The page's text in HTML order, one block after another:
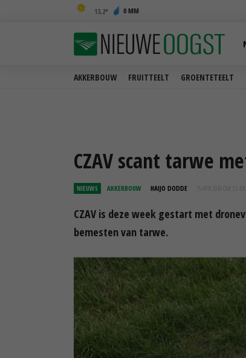
13,2 0 MM
AKKERBOUW FRUITTEELT GROENTETEELT
CZAV scant tarwe
NIEUWS AKKERBOUW HAIJO DODDE 15 APR 2016 OM 13:43
CZAV is deze week gestart met
bemesten van tarwe.